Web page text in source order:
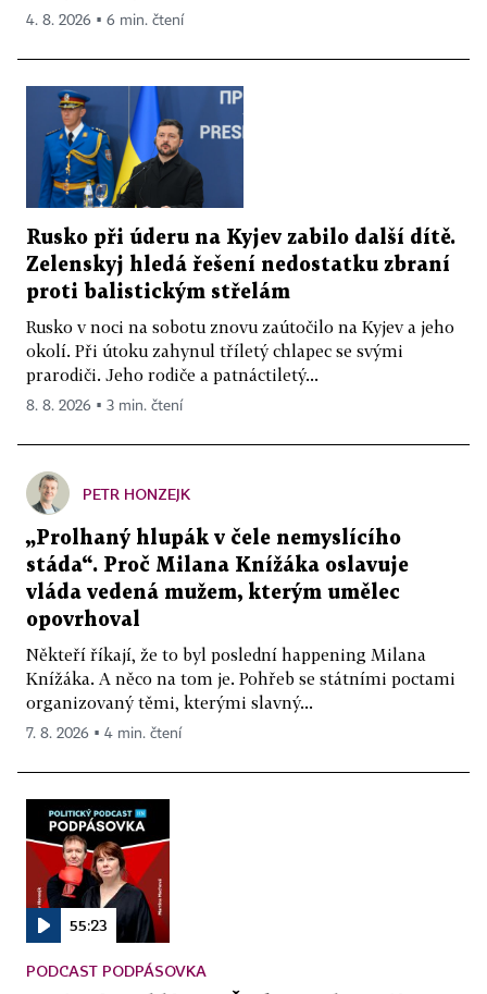
4. 8. 2026 ▪ 6 min. čtení
Rusko při úderu na Kyjev zabilo další dítě.
Zelenskyj hledá řešení nedostatku zbraní
proti balistickým střelám
Rusko v noci na sobotu znovu zaútočilo na Kyjev a jeho
okolí. Při útoku zahynul tříletý chlapec se svými
prarodiči. Jeho rodiče a patnáctiletý...
8. 8. 2026 ▪ 3 min. čtení
PETR HONZEJK
„Prolhaný hlupák v čele nemyslícího
stáda“. Proč Milana Knížáka oslavuje
vláda vedená mužem, kterým umělec
opovrhoval
Někteří říkají, že to byl poslední happening Milana
Knížáka. A něco na tom je. Pohřeb se státními poctami
organizovaný těmi, kterými slavný...
7. 8. 2026 ▪ 4 min. čtení
55:23
PODCAST PODPÁSOVKA